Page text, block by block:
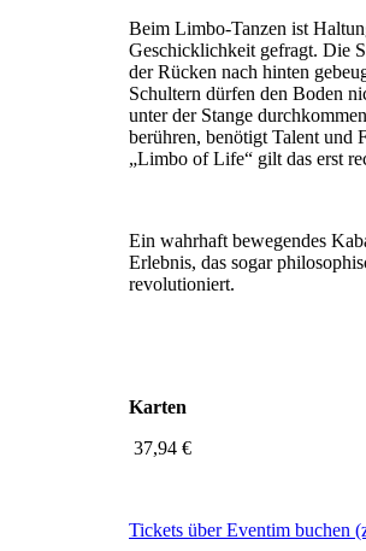
Beim Limbo-Tanzen ist
Geschicklichkeit gefragt. Die
der Rücken nach hinten
Schultern dürfen den Boden
unter der Stange
berühren, benötigt Talent und
„Limbo of Life“ gilt das erst
Ein wahrhaft bewegendes
Erlebnis, das sogar
revolutioniert.
Karten
37,94 €
Tickets über Eventim buchen